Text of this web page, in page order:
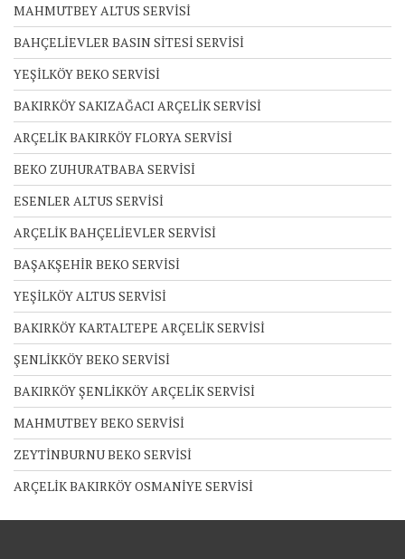
MAHMUTBEY ALTUS SERVİSİ
BAHÇELİEVLER BASIN SİTESİ SERVİSİ
YEŞİLKÖY BEKO SERVİSİ
BAKIRKÖY SAKIZAĞACI ARÇELİK SERVİSİ
ARÇELİK BAKIRKÖY FLORYA SERVİSİ
BEKO ZUHURATBABA SERVİSİ
ESENLER ALTUS SERVİSİ
ARÇELİK BAHÇELİEVLER SERVİSİ
BAŞAKŞEHİR BEKO SERVİSİ
YEŞİLKÖY ALTUS SERVİSİ
BAKIRKÖY KARTALTEPE ARÇELİK SERVİSİ
ŞENLİKKÖY BEKO SERVİSİ
BAKIRKÖY ŞENLİKKÖY ARÇELİK SERVİSİ
MAHMUTBEY BEKO SERVİSİ
ZEYTİNBURNU BEKO SERVİSİ
ARÇELİK BAKIRKÖY OSMANİYE SERVİSİ